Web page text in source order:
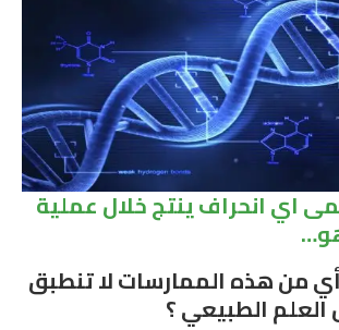
اي انحراف ينتج خلال عملية
أي من هذه الممارسات لا تنطبق
الطبيعي ؟